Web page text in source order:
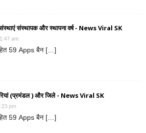
संस्थापक और स्थापना वर्ष - News Viral SK
am
59 Apps बैन […]
(प्रमंडल ) और जिले - News Viral SK
pm
59 Apps बैन […]